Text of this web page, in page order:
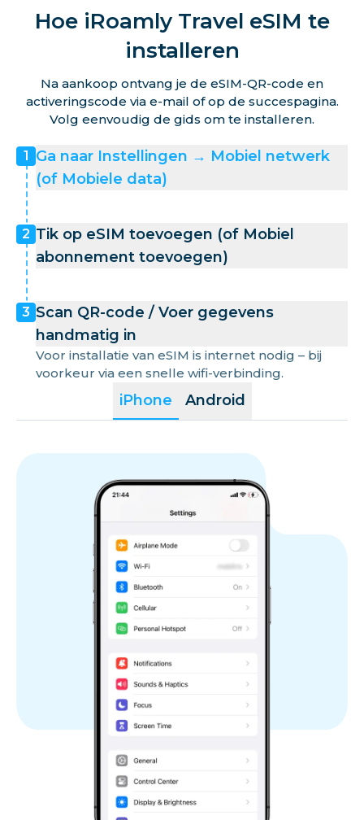
Hoe iRoamly Travel eSIM te
installeren
Na aankoop ontvang je de eSIM-QR-code en
activeringscode via e-mail of op de succespagina.
Volg eenvoudig de gids om te installeren.
iPhone Android
1 Ga naar Instellingen → Mobiel netwerk
(of Mobiele data)
2 Tik op eSIM toevoegen (of Mobiel
abonnement toevoegen)
3 Scan QR-code / Voer gegevens
handmatig in
Voor installatie van eSIM is internet nodig – bij
voorkeur via een snelle wifi-verbinding.